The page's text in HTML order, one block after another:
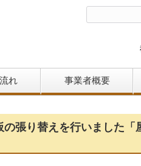
れ 事業者概要
張り替えを行いました「